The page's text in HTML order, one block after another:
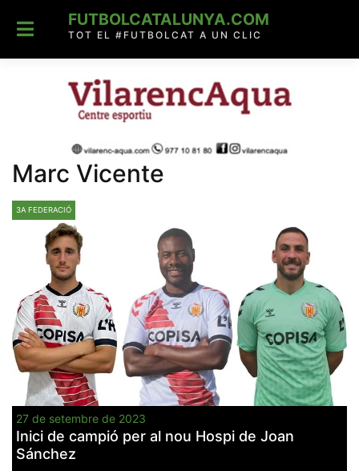
content
FUTBOLCATALUNYA.COM
TOT EL #FUTBOLCAT A UN CLIC
Marc Vicente
3A FEDERACIÓ
27 de setembre de 2023
Inici de campió per al nou Hospi de Joan
Sánchez